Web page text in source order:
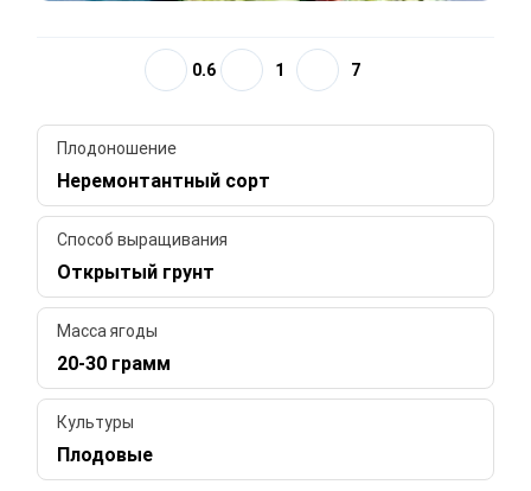
0.6 1 7
Плодоношение
Неремонтантный сорт
Способ выращивания
Открытый грунт
Масса ягоды
20-30 грамм
Культуры
Плодовые